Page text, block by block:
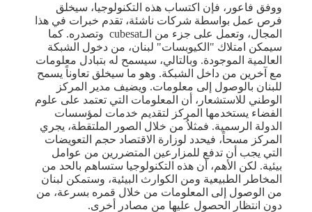
ووفق فاعور، فإن اكتساب هذه التكنولوجيا، سيخلق
فرص عمل بواسطة شركات ناشئة، تقدم خبرات في هذا
المجال، وتعمل على جزء من الـcubesat وتصدره. كما
سيمكن امتلاك "الكيوبسات" لبنان، من دخول الشبكة
العالمية الموجودة. وبالتالي، سيسمح له بتبادل معلومات
مع آخرين من داخل الشبكة. وهو ما سيخلق تعاوناً يسمح
للبنان بالوصول إلى معلومات. ويضيف مدير المركز
الوطني للاستشعار، أن المعلومات التي تعتمد على علوم
الفضاء يستخدمها المركز لتقديم خدمات لمؤسسات
الدولة الرسمية. فمثلاُ من خلال الصور الملتقطة، يجري
المركز مسحاً، فيحدد لوزارة الاقتصاد حجم التعويضات
التي يجب أن تدفع للمزارعين المتضررين من عوامل
بيئية. لكن الأهم، أن هذه التكنولوجيا ستساهم بالحد من
المخاطر الطبيعية ومن الكوارث البيئية، وستمكن لبنان
من الوصول إلى المعلومات من خلال قمره بسرعة، من
دون انتظار الحصول عليها من مصادر أخرى.